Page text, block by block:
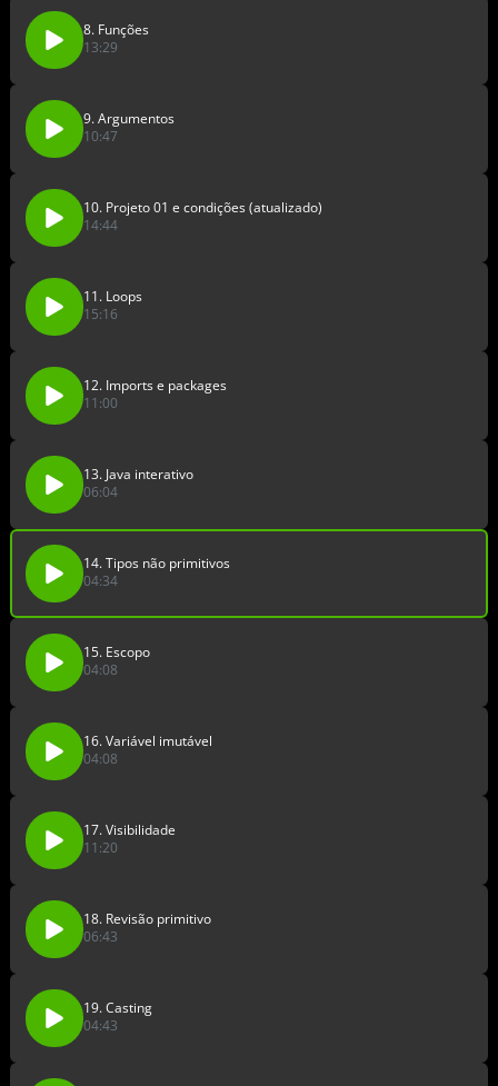
8. Funções
13:29
9. Argumentos
10:47
10. Projeto 01 e condições (atualizado)
14:44
11. Loops
15:16
12. Imports e packages
11:00
13. Java interativo
06:04
14. Tipos não primitivos
04:34
15. Escopo
04:08
16. Variável imutável
04:08
17. Visibilidade
11:20
18. Revisão primitivo
06:43
19. Casting
04:43